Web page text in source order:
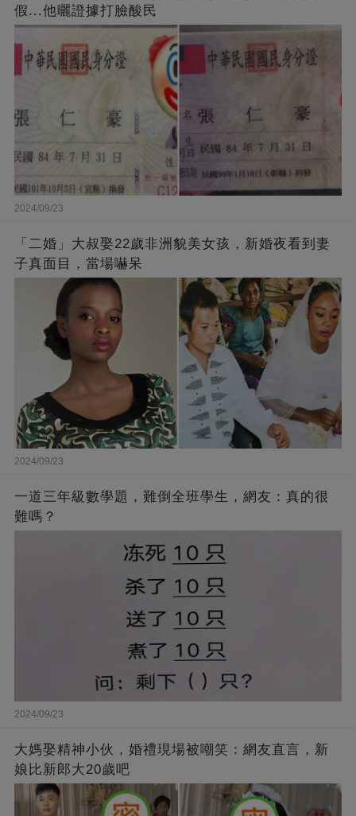
假...他曬證據打臉酸民
2024/09/23
「二婚」大叔娶22歲非洲貌美女孩，新婚夜看到妻
子真面目，當場嚇呆
2024/09/23
一道三年級數學題，難倒全班學生，網友：真的很
難嗎？
2024/09/23
大媽娶精神小伙，婚禮現場被嘲笑：網友直言，新
娘比新郎大20歲吧